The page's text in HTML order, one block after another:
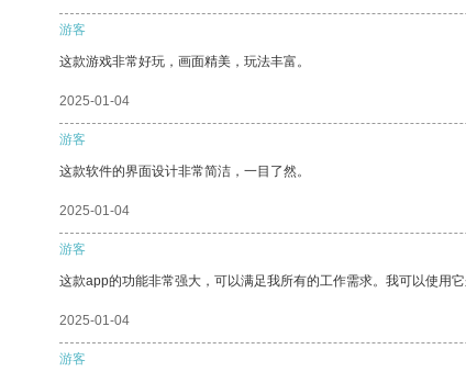
游客
这款游戏非常好玩，画面精美，玩法丰富。
2025-01-04
游客
这款软件的界面设计非常简洁，一目了然。
2025-01-04
游客
这款app的功能非常强大，可以满足我所有的工作需求。我可以使用
2025-01-04
游客